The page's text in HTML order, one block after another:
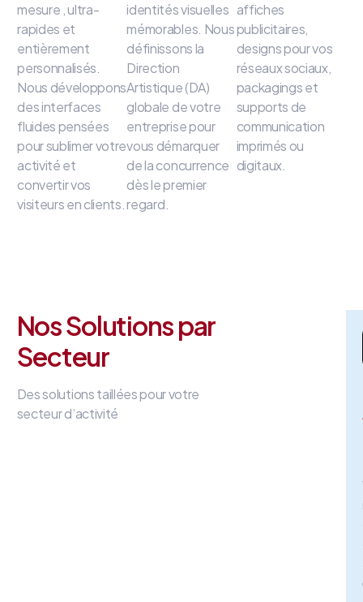
mesure , ultra-
rapides et
entièrement
personnalisés.
Nous développons
des interfaces
fluidespensées
pour sublimer votre
activité et
convertir vos
visiteurs en clients.
identités visuelles
mémorables. Nous
définissons la
Direction
Artistique (DA)
globale de votre
entreprisepour
vous démarquer
de la concurrence
dès le premier
regard.
affiches
publicitaires,
designs pour vos
réseaux sociaux,
packagings et
supports de
communication
imprimés ou
digitaux.
Nos Solutions par
Secteur
Des solutions taillées pour votre
secteur d’activité